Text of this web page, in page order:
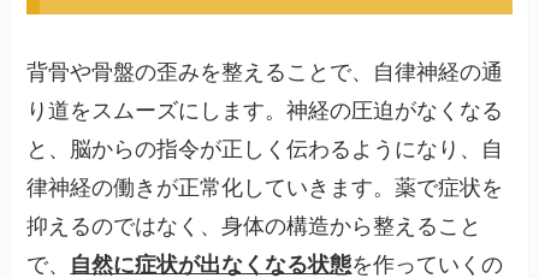
背骨や骨盤の歪みを整えることで、自律神経の通
り道をスムーズにします。神経の圧迫がなくなる
と、脳からの指令が正しく伝わるようになり、自
律神経の働きが正常化していきます。薬で症状を
抑えるのではなく、身体の構造から整えること
で、 自然に症状が出なくなる状態を作っていくの